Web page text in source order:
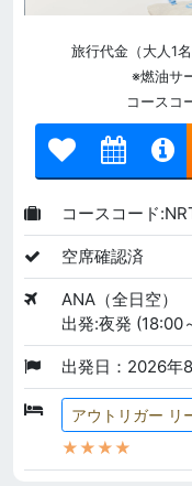
旅行代金（大人1名
※燃油サ
コースコ
コースコード
空席確認済
ANA（全日空）
出発:夜発 (18:00
出発日：2026年
アウトリガー リ
★★★★